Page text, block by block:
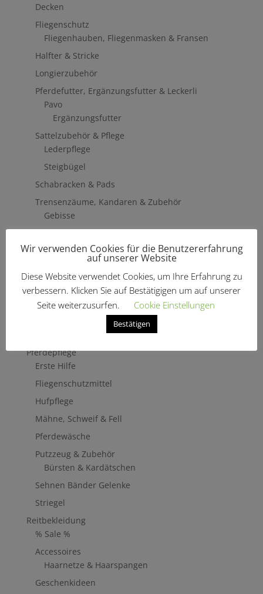
Decken
Fliegenschutz
Fliegenhauben, Fliegenmasken & Fransen
Halfter & Stricke
Longierzubehör
Pferdefutter, Ergänzungsfutter & Leckerli
Pavo
Ergänzungsfutter
Sattelzubehör & Pflege
Lederpflege
Steigbügel
Schabracken & Pads
Trensenzäume, Kandaren & Zubehör
Gebisse
Hilfszügel
Trensenzäume
Zaumbaukasten
Stirnriemen
Pferdepflege
Erste Hilfe
Fliegenschutzmittel
Hufpflege
Mähne, Schweif & Fell
Pferdewäsche
Putzzeug & Zubehör
Bürsten & Kardätschen
Sehnen Bänder Gelenke
Striegel
Reitbekleidung
% Sale %
Accessoires
Haarnetze & Haarspangen
Geschenkideen
Wir verwenden Cookies für die Benutzererfahrung
auf unserer Website
Diese Website verwendet Cookies, um Ihre Erfahrung zu
verbessern. Klicken Sie auf Bestätigigen um auf unserer
Seite weiterzusurfen.
Cookie Einstellungen
Bestätigen